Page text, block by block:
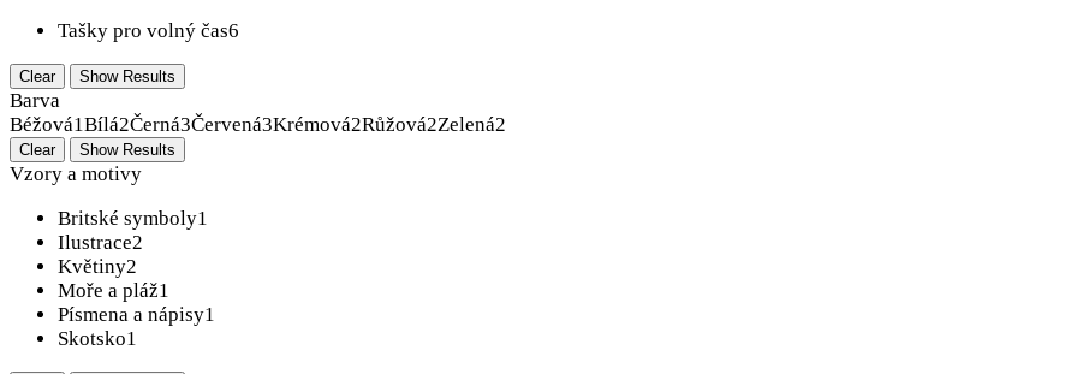
Tašky pro volný čas6
Clear Show Results
Barva
Béžová1Bílá2Černá3Červená3Krémová2Růžová2Zelená2
Clear Show Results
Vzory a motivy
Britské symboly1
Ilustrace2
Květiny2
Moře a pláž1
Písmena a nápisy1
Skotsko1